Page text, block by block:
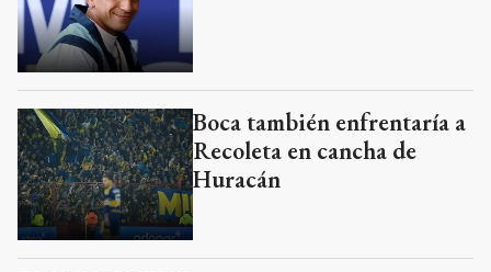
Boca también enfrentaría a
Recoleta en cancha de
Huracán